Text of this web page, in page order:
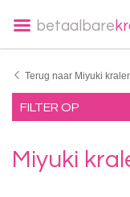
betaalbare
Terug naar Miyuki
FILTER OP
Miyuki